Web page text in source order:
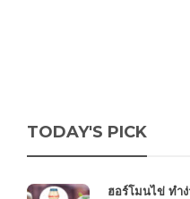
TODAY'S PICK
ฮอร์โมนไข่ ทำง่